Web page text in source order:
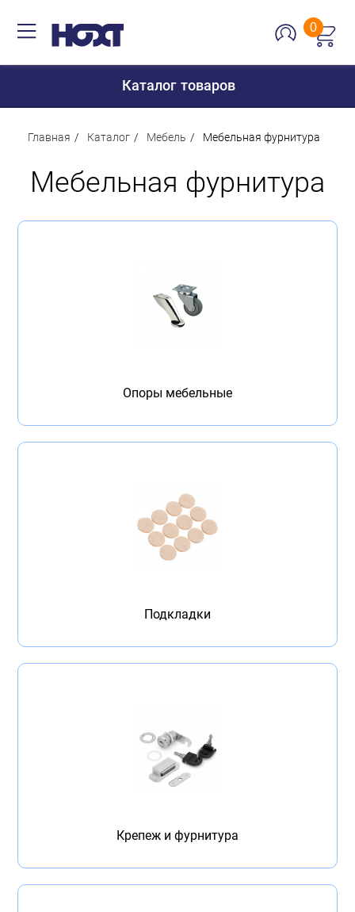
0
Каталог товаров
Для дома
Главная Каталог Мебель Мебельная фурнитура
Мебельная фурнитура
Опоры мебельные
Подкладки
Крепеж и фурнитура